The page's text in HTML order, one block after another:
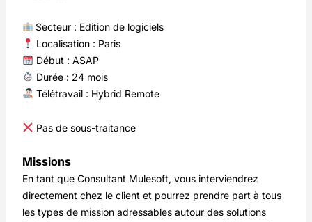
Secteur : Edition de logiciels
Localisation : Paris
Début : ASAP
Durée : 24 mois
Télétravail : Hybrid Remote
Pas de sous-traitance
Missions
En tant que Consultant Mulesoft, vous interviendrez
directement chez le client et pourrez prendre part à tous
les types de mission adressables autour des solutions